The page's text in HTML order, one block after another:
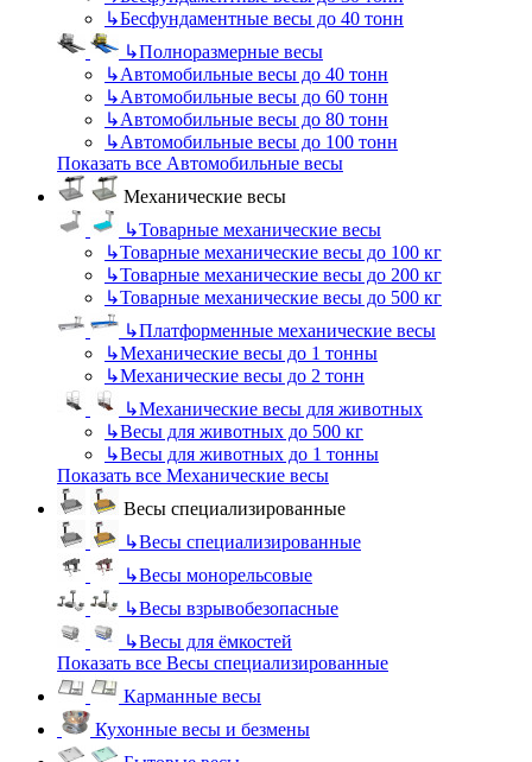
↳Бесфундаментные весы до 40 тонн
↳Полноразмерные весы
↳Автомобильные весы до 40 тонн
↳Автомобильные весы до 60 тонн
↳Автомобильные весы до 80 тонн
↳Автомобильные весы до 100 тонн
Показать все Автомобильные весы
Механические весы
↳Товарные механические весы
↳Товарные механические весы до 100 кг
↳Товарные механические весы до 200 кг
↳Товарные механические весы до 500 кг
↳Платформенные механические весы
↳Механические весы до 1 тонны
↳Механические весы до 2 тонн
↳Механические весы для животных
↳Весы для животных до 500 кг
↳Весы для животных до 1 тонны
Показать все Механические весы
Весы специализированные
↳Весы специализированные
↳Весы монорельсовые
↳Весы взрывобезопасные
↳Весы для ёмкостей
Показать все Весы специализированные
Карманные весы
Кухонные весы и безмены